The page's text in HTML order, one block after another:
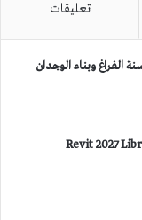
تعليقات
الفراغ وبناء الوجدان